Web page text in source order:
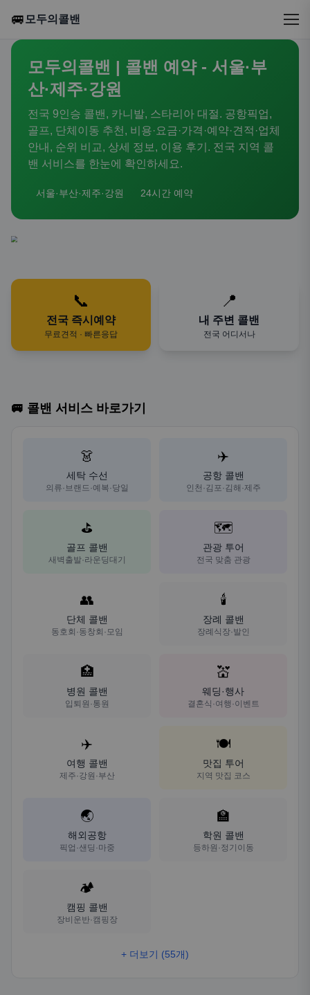
🚐 모두의콜밴
모두의콜밴 | 콜밴 예약 - 서울·부
산·제주·강원
전국 9인승 콜밴, 카니발, 스타리아 대절. 공항픽업,
골프, 단체이동 추천, 비용·요금·가격·예약·견적·업체
안내, 순위 비교, 상세 정보, 이용 후기. 전국 지역 콜
밴 서비스를 한눈에 확인하세요.
서울·부산·제주·강원 24시간 예약
📞
전국 즉시예약
무료견적 · 빠른응답
📍
내 주변 콜밴
전국 어디서나
🚐 콜밴 서비스 바로가기
👗
세탁 수선
의류·브랜드·예복·당일
✈️
공항 콜밴
인천·김포·김해·제주
⛳
골프 콜밴
새벽출발·라운딩대기
🗺️
관광 투어
전국 맞춤 관광
👥
단체 콜밴
동호회·동창회·모임
🕯️
장례 콜밴
장례식장·발인
🏥
병원 콜밴
입퇴원·통원
💒
웨딩·행사
결혼식·여행·이벤트
✈️
여행 콜밴
제주·강원·부산
🍽️
맛집 투어
지역 맛집 코스
🌏
해외공항
픽업·샌딩·마중
🏫
학원 콜밴
등하원·정기이동
🏕️
캠핑 콜밴
장비운반·캠핑장
+ 더보기 (55개)